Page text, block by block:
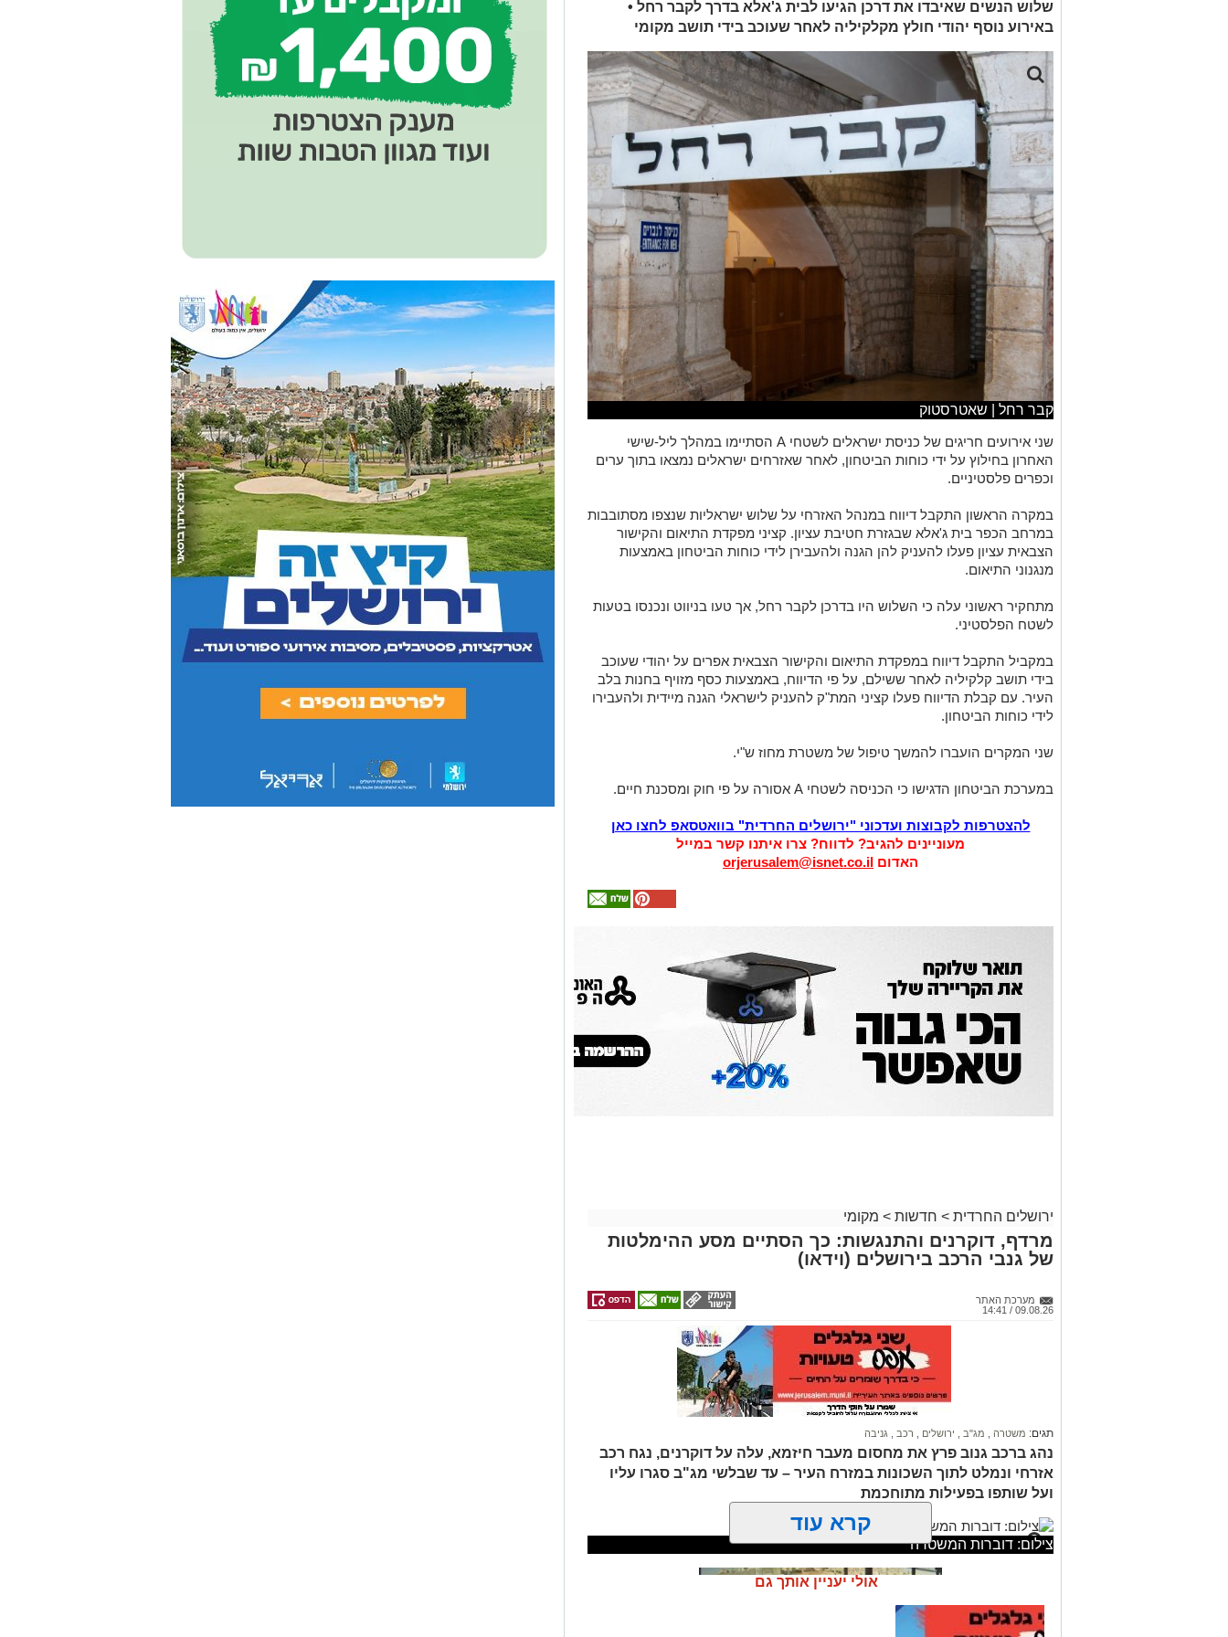
שלוש הנשים שאיבדו את דרכן הגיעו לבית ג'אלא בדרך לקבר רחל •
באירוע נוסף יהודי חולץ מקלקיליה לאחר שעוכב בידי תושב מקומי
קבר רחל | שאטרסטוק
שני אירועים חריגים של כניסת ישראלים לשטחי A הסתיימו במהלך ליל-שישי
האחרון בחילוץ על ידי כוחות הביטחון, לאחר שאזרחים ישראלים נמצאו בתוך ערים
וכפרים פלסטיניים.
במקרה הראשון התקבל דיווח במנהל האזרחי על שלוש ישראליות שנצפו מסתובבות
במרחב הכפר בית ג'אלא שבגזרת חטיבת עציון. קציני מפקדת התיאום והקישור
הצבאית עציון פעלו להעניק להן הגנה ולהעבירן לידי כוחות הביטחון באמצעות
מנגנוני התיאום.
מתחקיר ראשוני עלה כי השלוש היו בדרכן לקבר רחל, אך טעו בניווט ונכנסו בטעות
לשטח הפלסטיני.
במקביל התקבל דיווח במפקדת התיאום והקישור הצבאית אפרים על יהודי שעוכב
בידי תושב קלקיליה לאחר ששילם, על פי הדיווח, באמצעות כסף מזויף בחנות בלב
העיר. עם קבלת הדיווח פעלו קציני המת"ק להעניק לישראלי הגנה מיידית ולהעבירו
לידי כוחות הביטחון.
שני המקרים הועברו להמשך טיפול של משטרת מחוז ש"י.
במערכת הביטחון הדגישו כי הכניסה לשטחי A אסורה על פי חוק ומסכנת חיים.
להצטרפות לקבוצות ועדכוני "ירושלים החרדית" בוואטסאפ לחצו כאן
מעוניינים להגיב? לדווח? צרו איתנו קשר במייל
האדום orjerusalem@isnet.co.il
גם
גלגלי
ירושלים החרדית > חדשות > מקומי
מרדף, דוקרנים והתנגשות: כך הסתיים מסע ההימלטות
של גנבי הרכב בירושלים (וידאו)
מערכת האתר
09.08.26 / 14:41
תגים: משטרה מג"ב ירושלים רכב גניבה
נהג ברכב גנוב פרץ את מחסום מעבר חיזמא, עלה על דוקרנים, נגח רכב
אזרחי ונמלט לתוך השכונות במזרח העיר – עד שבלשי מג"ב סגרו עליו
ועל שותפו בפעילות מתוחכמת
צילום: דוברות המשטרה
קרא עוד
אולי יעניין אותך גם